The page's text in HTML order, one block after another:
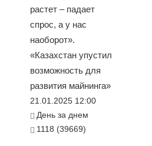
растет – падает
спрос, а у нас
наоборот».
«Казахстан упустил
возможность для
развития майнинга»
21.01.2025 12:00
День за днем
1118 (39669)